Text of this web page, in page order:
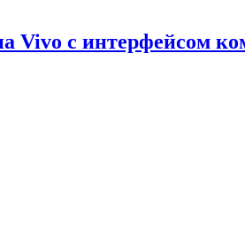
Vivo с интерфейсом